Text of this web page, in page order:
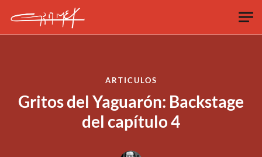
Skip to main content
ARTICULOS
Gritos del Yaguarón: Backstage
del capítulo 4